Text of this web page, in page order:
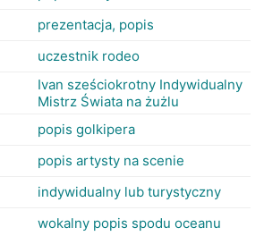
prezentacja, popis
uczestnik rodeo
Ivan sześciokrotny Indywidualny
Mistrz Świata na żużlu
popis golkipera
popis artysty na scenie
indywidualny lub turystyczny
wokalny popis spodu oceanu